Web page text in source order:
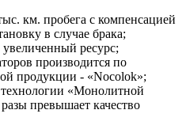
км. пробега с компенсацией
в случае брака;
ресурс;
производится по
продукции - «Nocolok»;
«Монолитной
превышает качество